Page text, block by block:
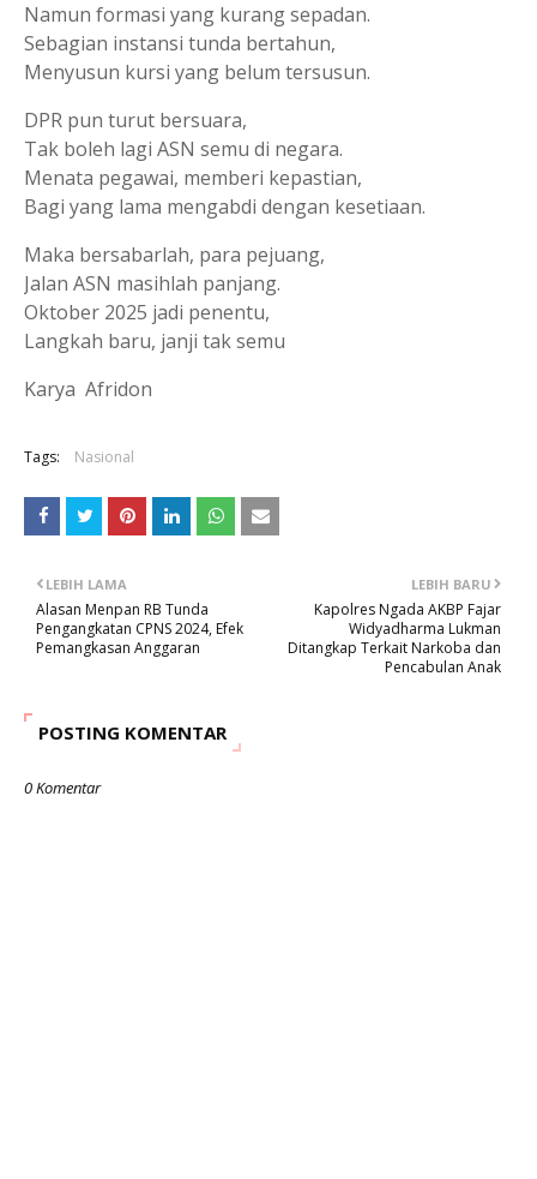
Namun formasi yang kurang sepadan.
Sebagian instansi tunda bertahun,
Menyusun kursi yang belum tersusun.
DPR pun turut bersuara,
Tak boleh lagi ASN semu di negara.
Menata pegawai, memberi kepastian,
Bagi yang lama mengabdi dengan kesetiaan.
Maka bersabarlah, para pejuang,
Jalan ASN masihlah panjang.
Oktober 2025 jadi penentu,
Langkah baru, janji tak semu
Karya Afridon
Tags: Nasional
LEBIH BARU
Kapolres Ngada AKBP Fajar
Widyadharma Lukman
Ditangkap Terkait Narkoba dan
Pencabulan Anak
LEBIH LAMA
Alasan Menpan RB Tunda
Pengangkatan CPNS 2024, Efek
Pemangkasan Anggaran
POSTING KOMENTAR
0 Komentar